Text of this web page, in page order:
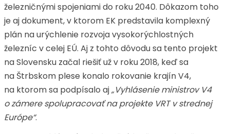
železničnými spojeniami do roku 2040. Dôkazom toho
je aj dokument, v ktorom EK predstavila komplexný
plán na urýchlenie rozvoja vysokorýchlostných
železníc v celej EÚ. Aj z tohto dôvodu sa tento projekt
na Slovensku začal riešiť už v roku 2018, keď sa
na Štrbskom plese konalo rokovanie krajín V4,
na ktorom sa podpísalo aj„Vyhlásenie ministrov V4
o zámere spolupracovať na projekte VRT v strednej
Európe“.